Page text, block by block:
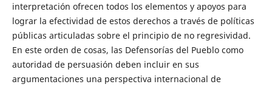
interpretación ofrecen todos los elementos y apoyos para
lograr la efectividad de estos derechos a través de políticas
públicas articuladas sobre el principio de no regresividad.
En este orden de cosas, las Defensorías del Pueblo como
autoridad de persuasión deben incluir en sus
argumentaciones una perspectiva internacional de